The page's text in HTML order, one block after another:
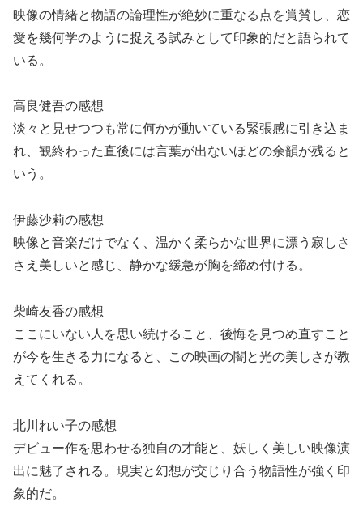
映像の情緒と物語の論理性が絶妙に重なる点を賞賛し、恋
愛を幾何学のように捉える試みとして印象的だと語られて
いる。
高良健吾の感想
淡々と見せつつも常に何かが動いている緊張感に引き込ま
れ、観終わった直後には言葉が出ないほどの余韻が残ると
いう。
伊藤沙莉の感想
映像と音楽だけでなく、温かく柔らかな世界に漂う寂しさ
さえ美しいと感じ、静かな緩急が胸を締め付ける。
柴崎友香の感想
ここにいない人を思い続けること、後悔を見つめ直すこと
が今を生きる力になると、この映画の闇と光の美しさが教
えてくれる。
北川れい子の感想
デビュー作を思わせる独自の才能と、妖しく美しい映像演
出に魅了される。現実と幻想が交じり合う物語性が強く印
象的だ。